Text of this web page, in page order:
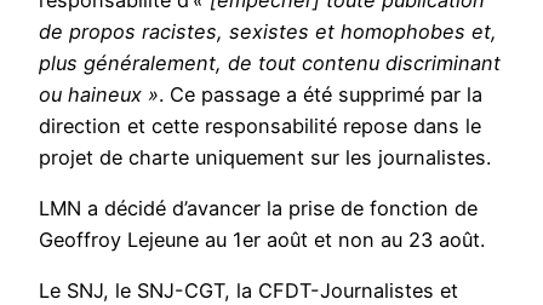
de propos racistes, sexistes et homophobes et,
plus généralement, de tout contenu discriminant
ou haineux ». Ce passage a été supprimé par la
direction et cette responsabilité repose dans le
projet de charte uniquement sur les journalistes.
LMN a décidé d’avancer la prise de fonction de
Geoffroy Lejeune au 1er août et non au 23 août.
Le SNJ, le SNJ-CGT, la CFDT-Journalistes et